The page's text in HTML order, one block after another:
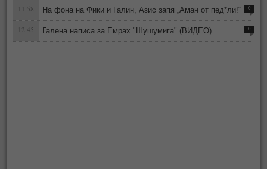
11:58 На фона на Фики и Галин, Азис запя „Аман от пед*ли!“ 0
12:45 Галена написа за Емрах "Шушумига" (ВИДЕО) 0